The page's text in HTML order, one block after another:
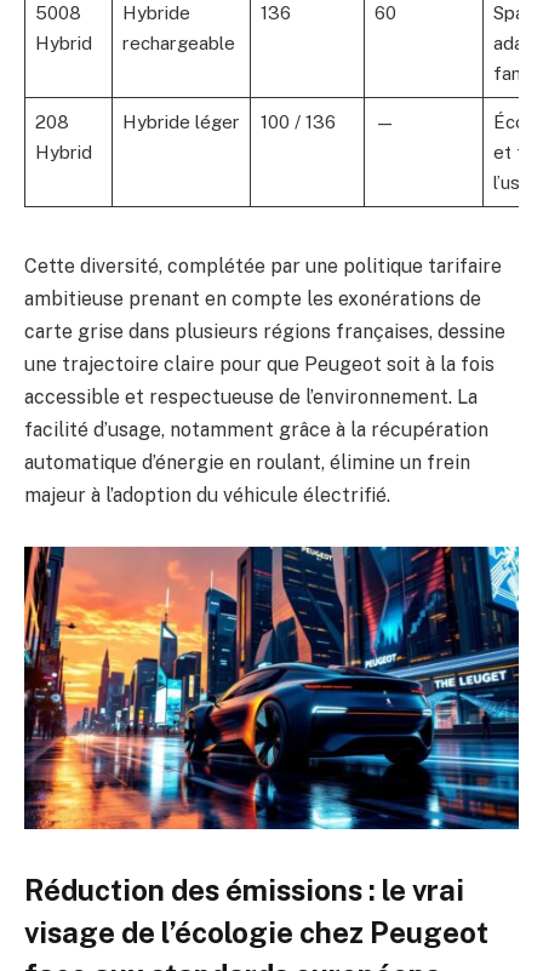
5008
Hybrid
Hybride
rechargeable
136 60
208
Hybrid
Hybride léger 100 / 136 —
et
Cette diversité, complétée par une politique tarifaire
ambitieuse prenant en compte les exonérations de
carte grise dans plusieurs régions françaises, dessine
une trajectoire claire pour que Peugeot soit à la fois
accessible et respectueuse de l’environnement. La
facilité d’usage, notamment grâce à la récupération
automatique d’énergie en roulant, élimine un frein
majeur à l’adoption du véhicule électrifié.
Réduction des émissions : le vrai
visage de l’écologie chez Peugeot